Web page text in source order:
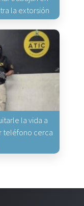
la extorsión
la vida a
teléfono cerca